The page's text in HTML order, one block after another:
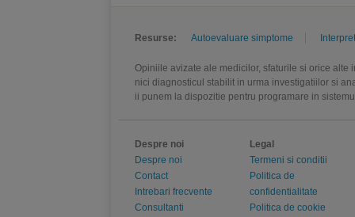
Resurse: Autoevaluare simptome
Opiniile avizate ale medicilor, sfaturile si orice
nici diagnosticul stabilit in urma investigatiilor si
ii punem la dispozitie pentru programare in
Despre noi
Despre noi
Contact
Intrebari frecvente
Consultanti
Legal
Termeni si conditii
Politica de
confidentialitate
Politica de cookie